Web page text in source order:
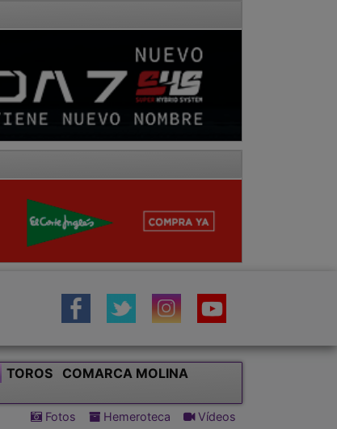
COMARCA MOLINA
Fotos Hemeroteca Vídeos
GUADA TV MEDIA